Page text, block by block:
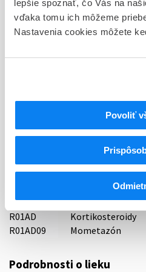
lepšie spoznať, čo Vás na
vďaka tomu ich môžeme
Nastavenia cookies môžete
Povoliť
Typ registračnej procedúry
Decentralizovaná
Sandoz Pharmaceuticals d.d.,
69 - OTORHINOLARYNGOLOGICA
R01
Nosové liečivá
Dekongestíva a
použitie
R01AD
Kortikosteroidy
R01AD09
Mometazón
Podrobnosti o lieku